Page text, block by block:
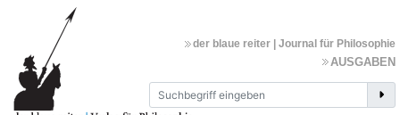
der blaue reiter | Journal für Philosophie
AUSGABEN